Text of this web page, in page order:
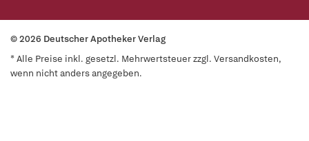
© 2026 Deutscher Apotheker Verlag
* Alle Preise inkl. gesetzl. Mehrwertsteuer zzgl. Versandkosten,
wenn nicht anders angegeben.